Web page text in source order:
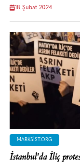
18 Şubat 2024
MARKSIST.ORG
İstanbul'da İliç